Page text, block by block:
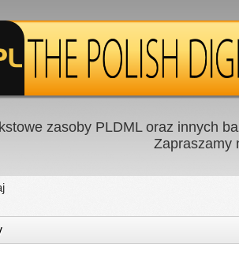
zasoby PLDML oraz innych
Zapraszamy